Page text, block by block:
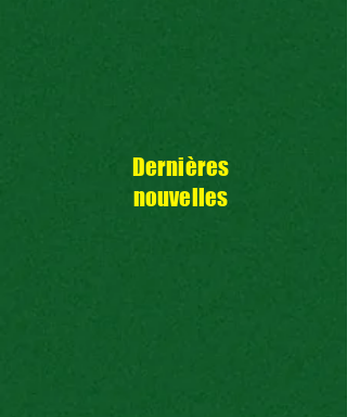
Dernières
nouvelles